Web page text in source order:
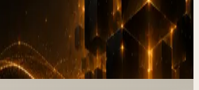
7kar7son7